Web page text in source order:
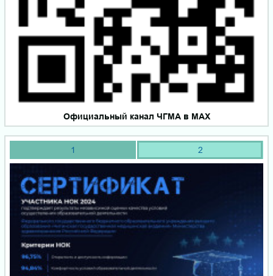
Официальный канал ЧГМА в MAX
1 2